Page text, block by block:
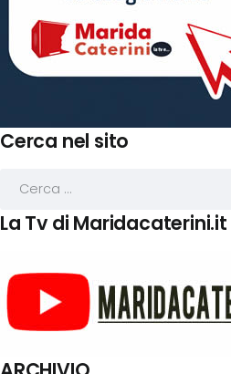
Cerca nel sito
La Tv di Maridacaterini.it